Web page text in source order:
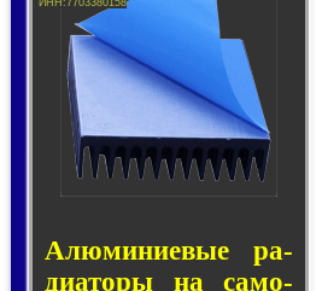
Алюминие­вые ра­
ди­а­то­ры на са­мо­